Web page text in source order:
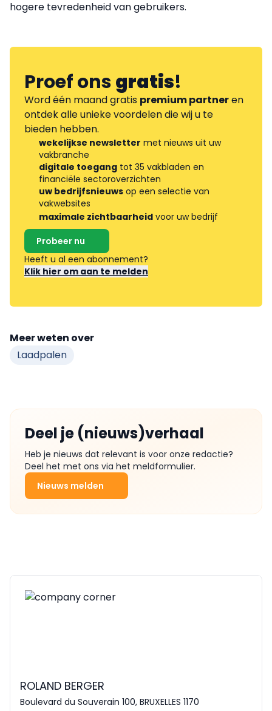
hogere tevredenheid van gebruikers.
Proef onsgratis!
Word één maand gratis premium partneren
ontdek alle unieke voordelen die wij u te
bieden hebben.
wekelijkse newsletter met nieuws uit uw
vakbranche
digitale toegang tot 35 vakbladen en
financiële sectoroverzichten
uw bedrijfsnieuws op een selectie van
vakwebsites
maximale zichtbaarheid voor uw bedrijf
Probeer nu
Heeft u al een abonnement?
Klik hier om aan te melden
Meer weten over
Laadpalen
Deel je (nieuws)verhaal
Heb je nieuws dat relevant is voor onze redactie?
Deel het met ons via het meldformulier.
Nieuws melden
ROLAND BERGER
Boulevard du Souverain 100, BRUXELLES 1170